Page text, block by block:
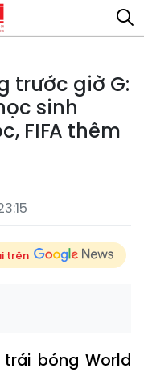
trước giờ G:
sinh
FIFA thêm
trên
bóng World